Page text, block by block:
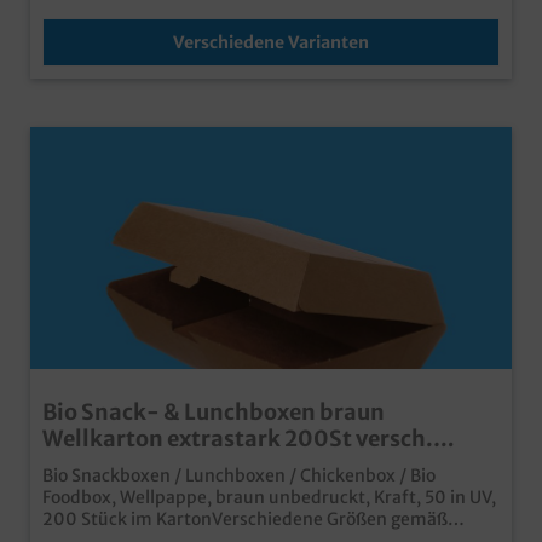
Verschiedene Varianten
Bio Snack- & Lunchboxen braun
Wellkarton extrastark 200St versch.
Größen
Bio Snackboxen / Lunchboxen / Chickenbox / Bio
Foodbox, Wellpappe, braun unbedruckt, Kraft, 50 in UV,
200 Stück im KartonVerschiedene Größen gemäß